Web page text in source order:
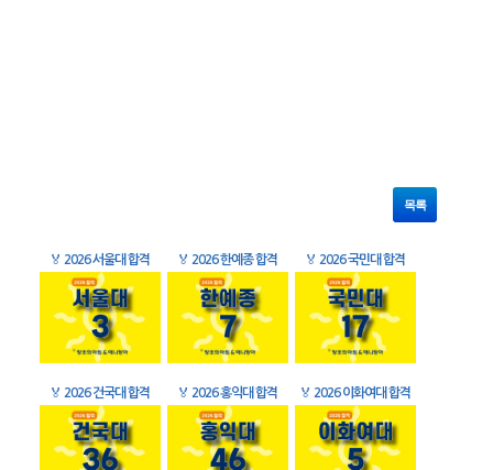
목록
🏅 2026 서울대 합격 🏅 2026 한예종 합격 🏅 2026 국민대 합격
🏅 2026 건국대 합격 🏅 2026 홍익대 합격 🏅 2026 이화여대 합격